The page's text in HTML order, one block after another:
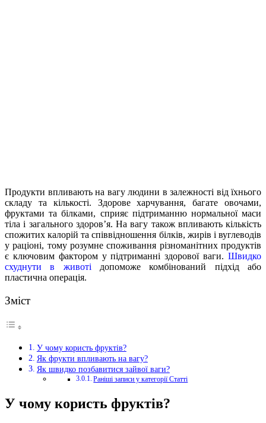
Продукти впливають на вагу людини в залежності від їхнього
складу та кількості. Здорове харчування, багате овочами,
фруктами та білками, сприяє підтриманню нормальної маси
тіла і загального здоров’я. На вагу також впливають кількість
спожитих калорій та співвідношення білків, жирів і вуглеводів
у раціоні, тому розумне споживання різноманітних продуктів
є ключовим фактором у підтриманні здорової ваги. Швидко
схуднути в животі допоможе комбінований підхід або
пластична операція.
Зміст
У чому користь фруктів?
Як фрукти впливають на вагу?
Як швидко позбавитися зайвої ваги?
Раніші записи у категорії Статті
У чому користь фруктів?